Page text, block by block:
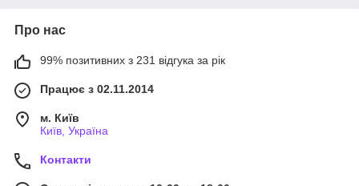
Про нас
99% позитивних з 231 відгука за рік
Працює з 02.11.2014
м. Київ
Київ, Україна
Контакти